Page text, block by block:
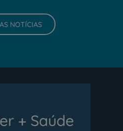
NOTÍCIAS
+ Saúde